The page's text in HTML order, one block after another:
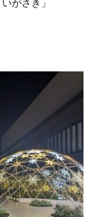
がさき」